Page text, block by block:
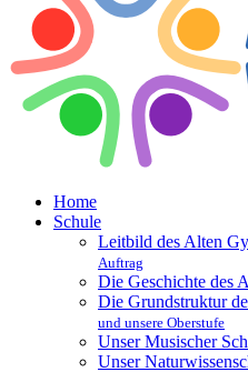
Home
Schule
Leitbild des Alten
Auftrag
Die Geschichte des
Die Grundstruktur
und unsere Oberstufe
Unser Musischer
Unser